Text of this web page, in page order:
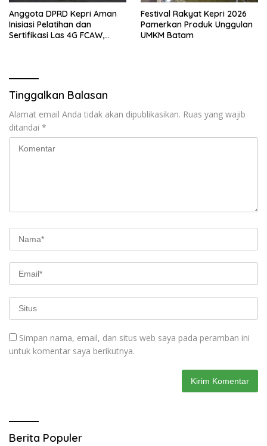
Anggota DPRD Kepri Aman
Inisiasi Pelatihan dan
Sertifikasi Las 4G FCAW,
Festival Rakyat Kepri 2026
Pamerkan Produk Unggulan
UMKM Batam
Tinggalkan Balasan
Alamat email Anda tidak akan dipublikasikan. Ruas yang wajib
ditandai *
Simpan nama, email, dan situs web saya pada peramban ini
untuk komentar saya berikutnya.
Berita Populer